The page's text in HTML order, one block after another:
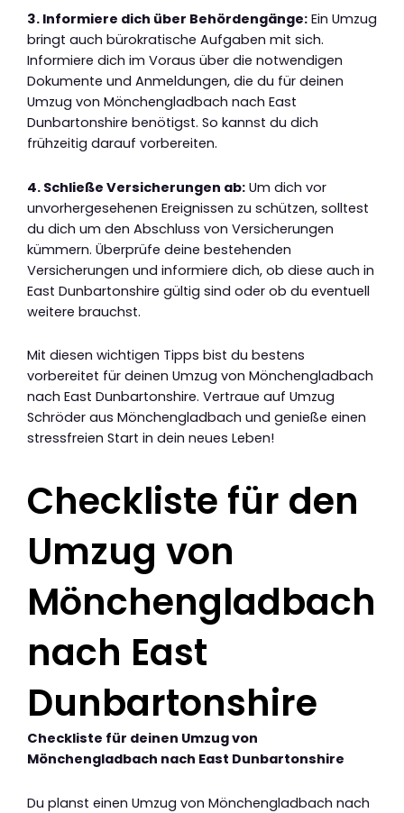
3. Informiere dich über Behördengänge: Ein Umzug
bringt auch bürokratische Aufgaben mit sich.
Informiere dich im Voraus über die notwendigen
Dokumente und Anmeldungen, die du für deinen
Umzug von Mönchengladbach nach East
Dunbartonshire benötigst. So kannst du dich
frühzeitig darauf vorbereiten.
4. Schließe Versicherungen ab: Um dich vor
unvorhergesehenen Ereignissen zu schützen, solltest
du dich um den Abschluss von Versicherungen
kümmern. Überprüfe deine bestehenden
Versicherungen und informiere dich, ob diese auch in
East Dunbartonshire gültig sind oder ob du eventuell
weitere brauchst.
Mit diesen wichtigen Tipps bist du bestens
vorbereitet für deinen Umzug von Mönchengladbach
nach East Dunbartonshire. Vertraue auf Umzug
Schröder aus Mönchengladbach und genieße einen
stressfreien Start in dein neues Leben!
Checkliste für den
Umzug von
Mönchengladbach
nach East
Dunbartonshire
Checkliste für deinen Umzug von
Mönchengladbach nach East Dunbartonshire
Du planst einen Umzug von Mönchengladbach nach